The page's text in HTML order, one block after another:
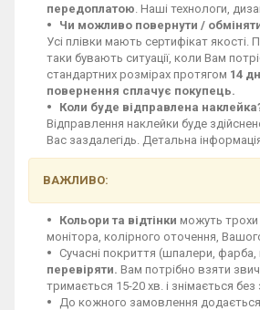
передоплатою . Наші технологи,
Чи можливо повернути /
Усі плівки мають сертифікат
таки бувають ситуації, коли Вам
стандартних розмірах протягом 14
повернення сплачує покупець.
Коли буде відправлена
Відправлення наклейки буде
Вас заздалегідь. Детальна
ВАЖЛИВО:
Кольори та відтінки можуть трохи
монітора, колірного оточення,
Сучасні покриття (шпалери, фарба,
перевіряти. Вам потрібно взяти
тримається 15-20 хв. і знімається
До кожного замовлення додається